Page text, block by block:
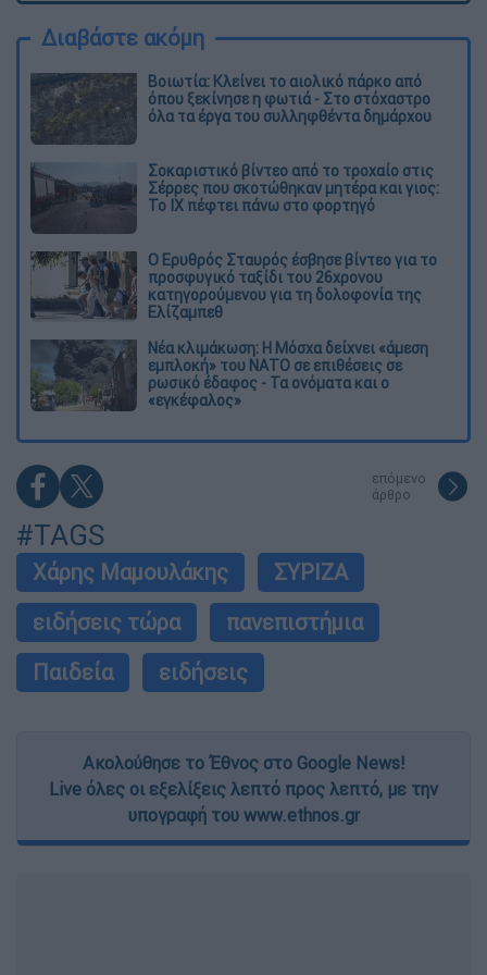
Διαβάστε ακόμη
Βοιωτία: Κλείνει το αιολικό πάρκο από
όπου ξεκίνησε η φωτιά - Στο στόχαστρο
όλα τα έργα του συλληφθέντα δημάρχου
Σοκαριστικό βίντεο από το τροχαίο στις
Σέρρες που σκοτώθηκαν μητέρα και γιος:
Το ΙΧ πέφτει πάνω στο φορτηγό
Ο Ερυθρός Σταυρός έσβησε βίντεο για το
προσφυγικό ταξίδι του 26χρονου
κατηγορούμενου για τη δολοφονία της
Ελίζαμπεθ
Νέα κλιμάκωση: Η Μόσχα δείχνει «άμεση
εμπλοκή» του ΝΑΤΟ σε επιθέσεις σε
ρωσικό έδαφος - Τα ονόματα και ο
«εγκέφαλος»
επόμενο
άρθρο
#TAGS
Χάρης Μαμουλάκης
ΣΥΡΙΖΑ
ειδήσεις τώρα
πανεπιστήμια
Παιδεία
ειδήσεις
Ακολούθησε το Έθνος στο Google News!
Live όλες οι εξελίξεις λεπτό προς λεπτό, με την
υπογραφή του www.ethnos.gr